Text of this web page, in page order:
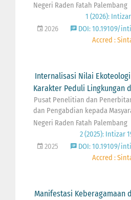
Negeri Raden Fatah Palembang
1 (2026):
2026
DOI: 10.19109/
Accred :
Internalisasi Nilai
Karakter Peduli Lingkungan
Pusat Penelitian dan
dan Pengabdian kepada
Negeri Raden Fatah Palembang
2 (2025): Intizar
2025
DOI: 10.19109/
Accred :
Manifestasi Keberagamaan